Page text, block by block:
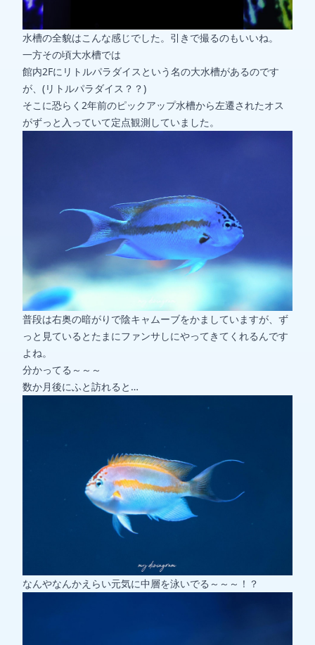
水槽の全貌はこんな感じでした。引きで撮るのもいいね。
一方その頃大水槽では
館内2Fにリトルパラダイスという名の大水槽があるのです
が、(リトルパラダイス？？)
そこに恐らく2年前のピックアップ水槽から左遷されたオス
がずっと入っていて定点観測していました。
普段は右奥の暗がりで陰キャムーブをかましていますが、ず
っと見ているとたまにファンサしにやってきてくれるんです
よね。
分かってる～～～
数か月後にふと訪れると…
なんやなんかえらい元気に中層を泳いでる～～～！？